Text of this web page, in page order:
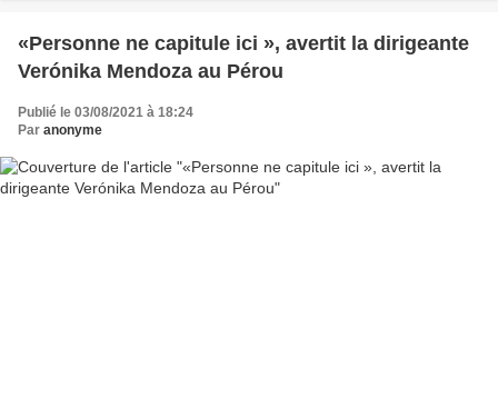
«Personne ne capitule ici », avertit la dirigeante
Verónika Mendoza au Pérou
Publié le 03/08/2021 à 18:24
Par anonyme